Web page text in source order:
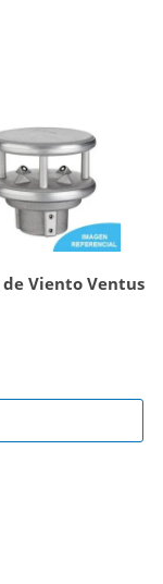
de Viento Ventus